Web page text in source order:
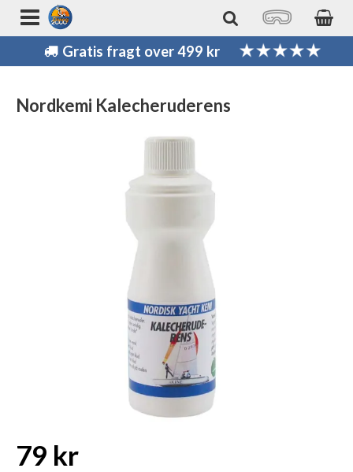
Gratis fragt over 499 kr
Nordkemi Kalecheruderens
79 kr